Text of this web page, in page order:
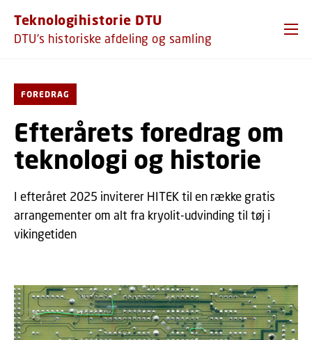
Teknologihistorie DTU
DTU's historiske afdeling og samling
FOREDRAG
Efterårets foredrag om
teknologi og historie
I efteråret 2025 inviterer HITEK til en række gratis
arrangementer om alt fra kryolit-udvinding til tøj i
vikingetiden